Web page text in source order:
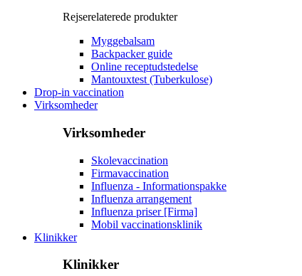
Rejserelaterede produkter
Myggebalsam
Backpacker guide
Online receptudstedelse
Mantouxtest (Tuberkulose)
Drop-in vaccination
Virksomheder
Virksomheder
Skolevaccination
Firmavaccination
Influenza - Informationspakke
Influenza arrangement
Influenza priser [Firma]
Mobil vaccinationsklinik
Klinikker
Klinikker